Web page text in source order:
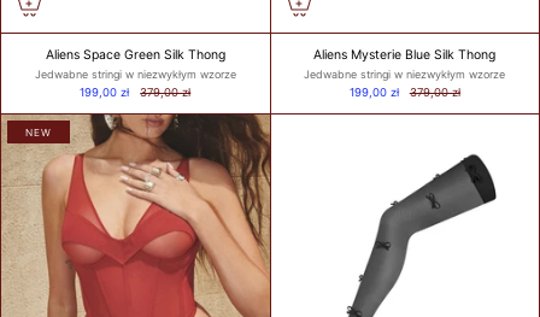
Aliens Space Green Silk Thong
Jedwabne stringi w niezwykłym wzorze
199,00 zł
379,00 zł
Aliens Mysterie Blue Silk Thong
Jedwabne stringi w niezwykłym wzorze
199,00 zł
379,00 zł
NEW